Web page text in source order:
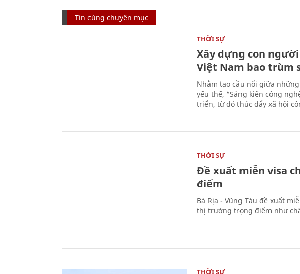
Tin cùng chuyên mục
THỜI SỰ
Xây dựng con
Việt Nam bao trùm
Nhằm tạo cầu nối giữa
yếu thế, “Sáng kiến công
triển, từ đó thúc đẩy xã hội
THỜI SỰ
Đề xuất miễn visa
điểm
Bà Rịa - Vũng Tàu đề xuất
thị trường trọng điểm như
THỜI SỰ